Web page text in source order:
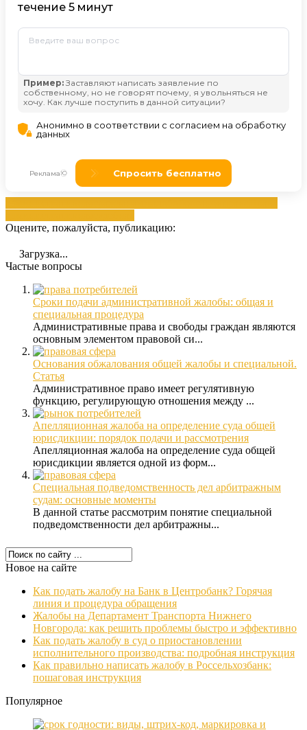
Оцените, пожалуйста, публикацию:
Загрузка...
Частые вопросы
Сроки подачи административной жалобы: общая и
специальная процедура
Административные права и свободы граждан являются
основным элементом правовой си...
Основания обжалования общей жалобы и специальной.
Статья
Административное право имеет регулятивную
функцию, регулирующую отношения между ...
Апелляционная жалоба на определение суда общей
юрисдикции: порядок подачи и рассмотрения
Апелляционная жалоба на определение суда общей
юрисдикции является одной из форм...
Специальная подведомственность дел арбитражным
судам: основные моменты
В данной статье рассмотрим понятие специальной
подведомственности дел арбитражны...
Новое на сайте
Как подать жалобу на Банк в Центробанк? Горячая
линия и процедура обращения
Жалобы на Департамент Транспорта Нижнего
Новгорода: как решить проблемы быстро и эффективно
Как подать жалобу в суд о приостановлении
исполнительного производства: подробная инструкция
Как правильно написать жалобу в Россельхозбанк:
пошаговая инструкция
Популярное